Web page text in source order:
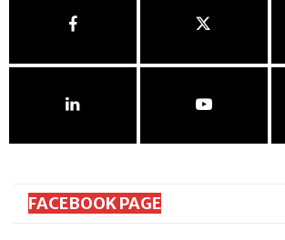
FACEBOOK PAGE